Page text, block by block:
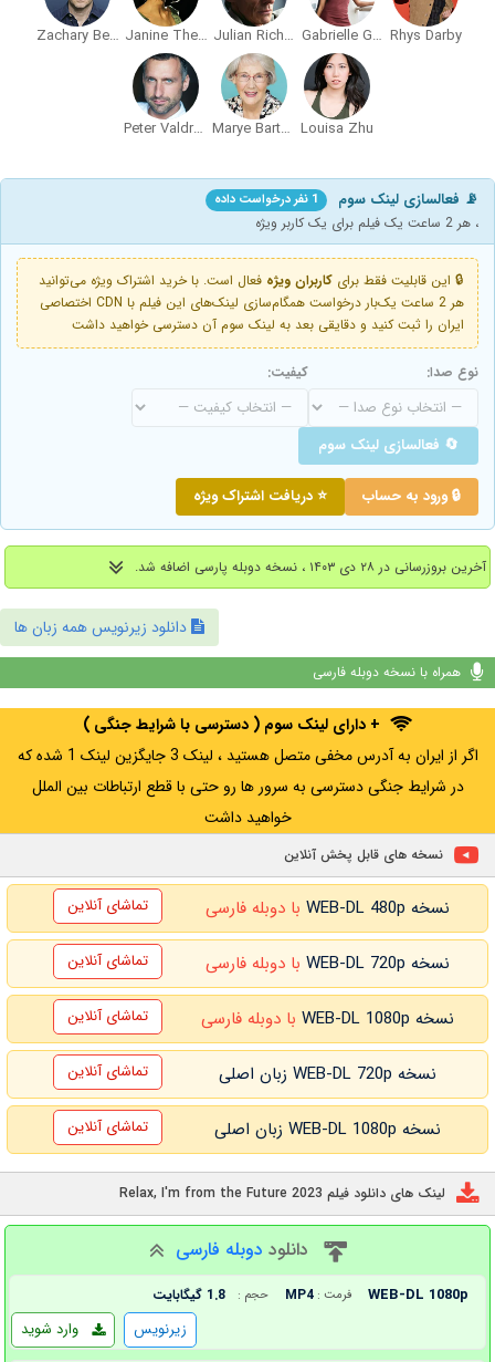
Rhys Darby
Gabrielle Graham
Julian Richings
Janine Theriault
Zachary Bennett
Louisa Zhu
Marye Barton
Peter Valdron
📡 فعالسازی لینک سوم 1 نفر درخواست داده
، هر 2 ساعت یک فیلم برای یک کاربر ویژه
🔒 این قابلیت فقط برای کاربران ویژه فعال است. با خرید اشتراک ویژه می‌توانید
هر 2 ساعت یک‌بار درخواست همگام‌سازی لینک‌های این فیلم با CDN اختصاصی
ایران را ثبت کنید و دقایقی بعد به لینک سوم آن دسترسی خواهید داشت
نوع صدا: کیفیت:
🔄 فعالسازی لینک سوم
🔒 ورود به حساب ⭐ دریافت اشتراک ویژه
آخرین بروزرسانی در ۲۸ دی ۱۴۰۳ ، نسخه دوبله پارسی اضافه شد.
دانلود زیرنویس همه زبان ها
همراه با نسخه دوبله فارسی
+ دارای لینک سوم ( دسترسی با شرایط جنگی )
اگر از ایران به آدرس مخفی متصل هستید ، لینک 3 جایگزین لینک 1 شده که
در شرایط جنگی دسترسی به سرور ها رو حتی با قطع ارتباطات بین الملل
خواهید داشت
نسخه های قابل پخش آنلاین
نسخه WEB-DL 480p با دوبله فارسی تماشای آنلاین
نسخه WEB-DL 720p با دوبله فارسی تماشای آنلاین
نسخه WEB-DL 1080p با دوبله فارسی تماشای آنلاین
نسخه WEB-DL 720p زبان اصلی تماشای آنلاین
نسخه WEB-DL 1080p زبان اصلی تماشای آنلاین
لینک های دانلود فیلم Relax, I'm from the Future 2023
دانلود دوبله فارسی
WEB-DL 1080p فرمت : MP4 حجم : 1.8 گیگابایت
وارد شوید زیرنویس